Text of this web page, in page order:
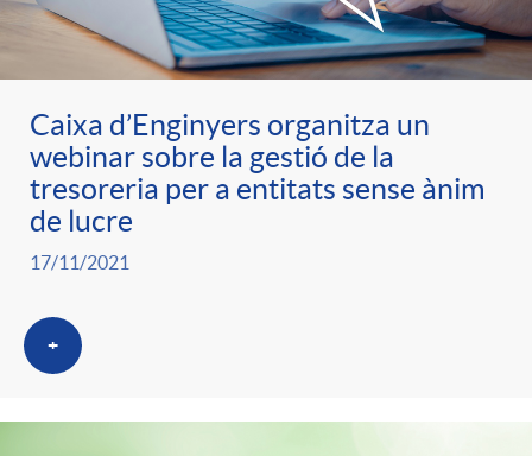
r
a
S
l
ó
p
e
r
c
a
e
n
i
d
o
i
c
a
d
o
Caixa d’Enginyers organitza un
webinar sobre la gestió de la
tresoreria per a entitats sense ànim
de lucre
17/11/2021
+